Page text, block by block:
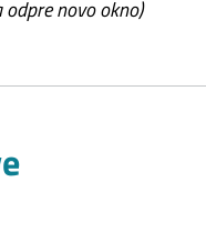
odpre novo okno)